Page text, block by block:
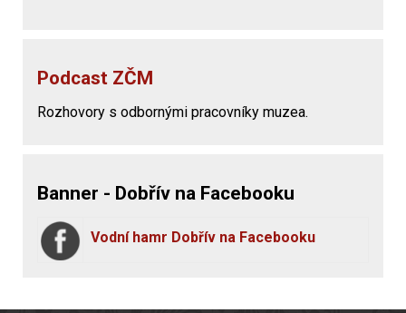
Podcast ZČM
Rozhovory s odbornými pracovníky muzea.
Banner - Dobřív na Facebooku
Vodní hamr Dobřív na Facebooku